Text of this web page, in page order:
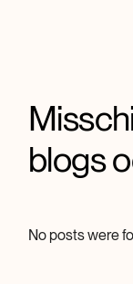
blogs
No posts were